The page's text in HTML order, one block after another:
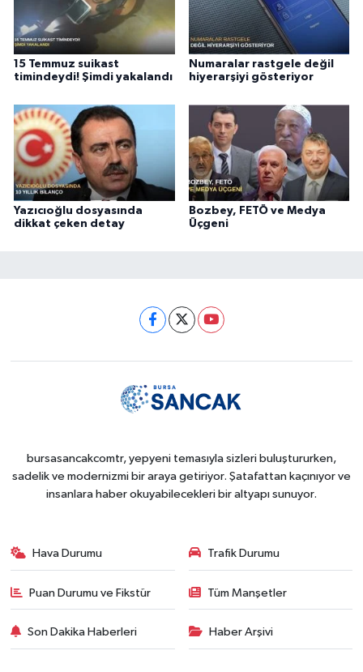
15 Temmuz suikast
timindeydi! Şimdi yakalandı
Numaralar rastgele değil
hiyerarşiyi gösteriyor
Yazıcıoğlu dosyasında
dikkat çeken detay
Bozbey, FETÖ ve Medya
Üçgeni
bursasancakcomtr, yepyeni temasıyla sizleri buluştururken,
sadelik ve modernizmi bir araya getiriyor. Şatafattan kaçınıyor ve
insanlara haber okuyabilecekleri bir altyapı sunuyor.
Hava Durumu Trafik Durumu
Puan Durumu ve Fikstür Tüm Manşetler
Son Dakika Haberleri Haber Arşivi